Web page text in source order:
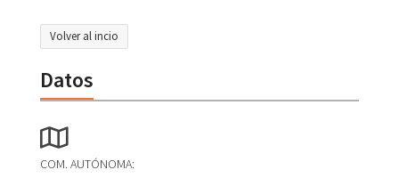
Volver al incio
Datos
COM. AUTÓNOMA: